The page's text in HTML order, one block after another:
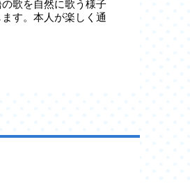
歌を自然に歌う様子
す。本人が楽しく通